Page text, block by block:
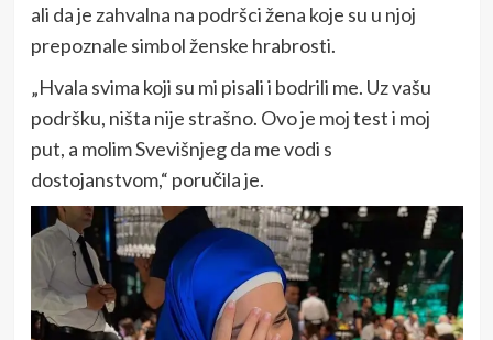
ali da je zahvalna na podršci žena koje su u njoj
prepoznale simbol ženske hrabrosti.
„Hvala svima koji su mi pisali i bodrili me. Uz vašu
podršku, ništa nije strašno. Ovo je moj test i moj
put, a molim Svevišnjeg da me vodi s
dostojanstvom,“ poručila je.